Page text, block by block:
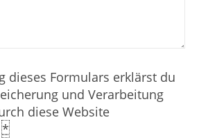
dieses Formulars erklärst du
und Verarbeitung
diese Website
*